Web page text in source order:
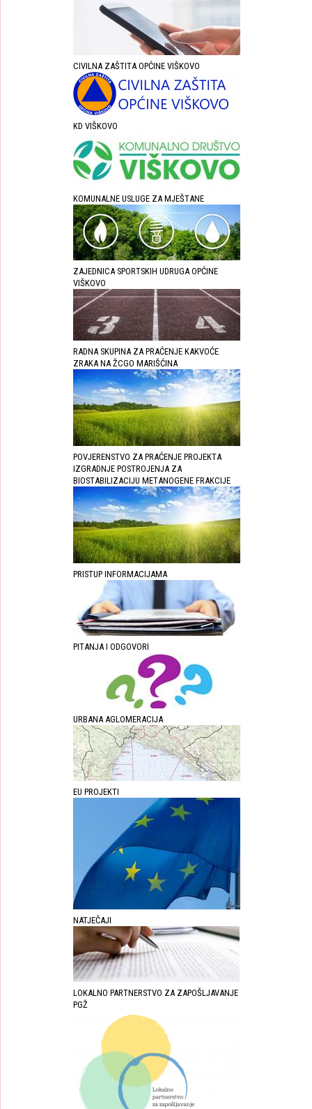
CIVILNA ZAŠTITA OPĆINE VIŠKOVO
KD VIŠKOVO
KOMUNALNE USLUGE ZA MJEŠTANE
ZAJEDNICA SPORTSKIH UDRUGA OPĆINE
VIŠKOVO
RADNA SKUPINA ZA PRAĆENJE KAKVOĆE
ZRAKA NA ŽCGO MARIŠĆINA
POVJERENSTVO ZA PRAĆENJE PROJEKTA
IZGRADNJE POSTROJENJA ZA
BIOSTABILIZACIJU METANOGENE FRAKCIJE
PRISTUP INFORMACIJAMA
PITANJA I ODGOVORI
URBANA AGLOMERACIJA
EU PROJEKTI
NATJEČAJI
LOKALNO PARTNERSTVO ZA ZAPOŠLJAVANJE
PGŽ